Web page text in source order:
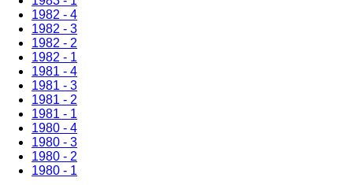
1982 - 4
1982 - 3
1982 - 2
1982 - 1
1981 - 4
1981 - 3
1981 - 2
1981 - 1
1980 - 4
1980 - 3
1980 - 2
1980 - 1